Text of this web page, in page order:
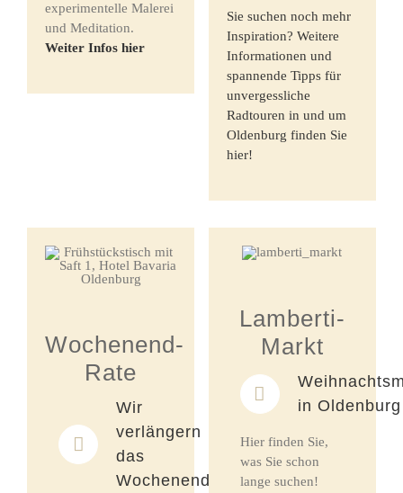
experimentelle Malerei
und Meditation.
Weiter Infos hier
Sie suchen noch mehr
Inspiration? Weitere
Informationen und
spannende Tipps für
unvergessliche
Radtouren in und um
Oldenburg finden Sie
hier!
Wochenend-
Rate
Wir
verlängern
das
Wochenende!
Lamberti-
Markt
in Oldenburg
Hier finden Sie,
was Sie schon
lange suchen!